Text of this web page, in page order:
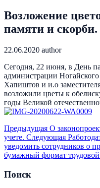
Возложение
памяти и скорби.
22.06.2020 author
Сегодня, 22 июня, в День
администрации
Хапиштов и и.о
возложили цветы к
годы Великой
Предыдущая О
учете. Следующая
уведомить сотрудников о
бумажный формат
Поиск